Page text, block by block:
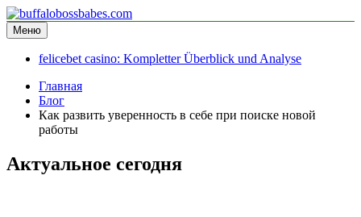
Перейти
к
содержимому
buffalobossbabes.com
информационный сайт
Меню
felicebet casino: Kompletter Überblick und Analyse
Главная
Блог
Как развить уверенность в себе при поиске новой
работы
Актуальное сегодня